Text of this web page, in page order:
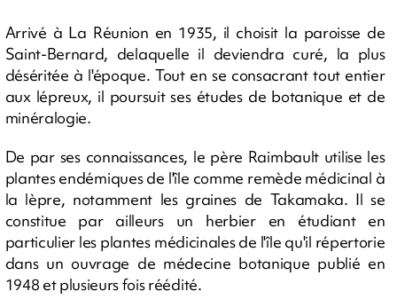
Arrivé à La Réunion en 1935, il choisit la paroisse de
Saint-Bernard, delaquelle il deviendra curé, la plus
déséritée à l'époque. Tout en se consacrant tout entier
aux lépreux, il poursuit ses études de botanique et de
minéralogie.
De par ses connaissances, le père Raimbault utilise les
plantes endémiques de l'île comme remède médicinal à
la lèpre, notamment les graines de Takamaka. Il se
constitue par ailleurs un herbier en étudiant en
particulier les plantes médicinales de l'île qu'il répertorie
dans un ouvrage de médecine botanique publié en
1948 et plusieurs fois réédité.